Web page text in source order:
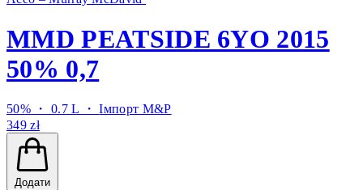
MMD PEATSIDE 6YO 2015
50% 0,7
50% ・ 0.7 L ・Імпорт M&P
349 zł
Додати